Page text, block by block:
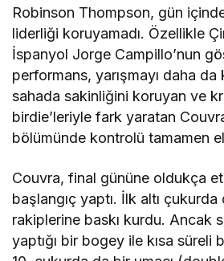
Robinson Thompson, gün
liderliği koruyamadı. Özellikle
İspanyol Jorge Campillo’nun
performans, yarışmayı daha da
sahada sakinliğini koruyan ve
birdie’leriyle fark yaratan
bölümünde kontrolü tamamen
Couvra, final gününe oldukça
başlangıç yaptı. İlk altı
rakiplerine baskı kurdu. Ancak
yaptığı bir bogey ile kısa süreli